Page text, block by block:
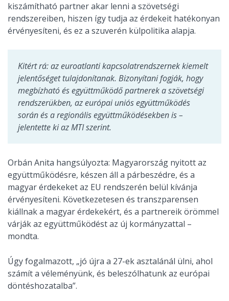
kiszámítható partner akar lenni a szövetségi
rendszereiben, hiszen így tudja az érdekeit hatékonyan
érvényesíteni, és ez a szuverén külpolitika alapja.
Kitért rá: az euroatlanti kapcsolatrendszernek kiemelt
jelentőséget tulajdonítanak. Bizonyítani fogják, hogy
megbízható és együttműködő partnerek a szövetségi
rendszerükben, az európai uniós együttműködés
során és a regionális együttműködésekben is –
jelentette ki az MTI szerint.
Orbán Anita hangsúlyozta: Magyarország nyitott az
együttműködésre, készen áll a párbeszédre, és a
magyar érdekeket az EU rendszerén belül kívánja
érvényesíteni. Következetesen és transzparensen
kiállnak a magyar érdekekért, és a partnereik örömmel
várják az együttműködést az új kormányzattal –
mondta.
Úgy fogalmazott, „jó újra a 27-ek asztalánál ülni, ahol
számít a véleményünk, és beleszólhatunk az európai
döntéshozatalba”.